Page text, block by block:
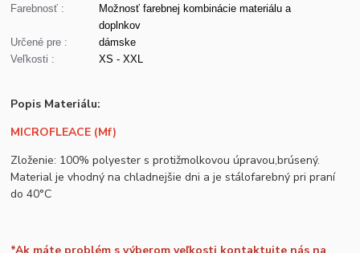
Farebnosť :
Možnosť farebnej kombinácie materiálu a
doplnkov
Určené pre :
dámske
Veľkosti :
XS - XXL
Popis Materiálu:
MICROFLEACE (Mf)
Zloženie: 100% polyester s protižmolkovou úpravou,brúsený.
Material je vhodný na chladnejšie dni a je stálofarebný pri praní
do 40°C